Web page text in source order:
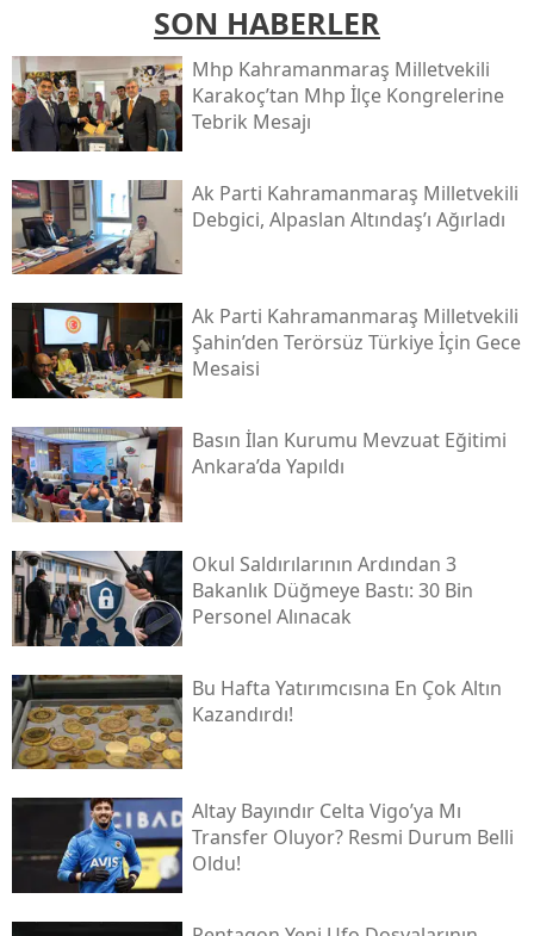
SON HABERLER
Mhp Kahramanmaraş Milletvekili
Karakoç’tan Mhp İlçe Kongrelerine
Tebrik Mesajı
Ak Parti Kahramanmaraş Milletvekili
Debgici, Alpaslan Altındaş’ı Ağırladı
Ak Parti Kahramanmaraş Milletvekili
Şahin’den Terörsüz Türkiye İçin Gece
Mesaisi
Basın İlan Kurumu Mevzuat Eğitimi
Ankara’da Yapıldı
Okul Saldırılarının Ardından 3
Bakanlık Düğmeye Bastı: 30 Bin
Personel Alınacak
Bu Hafta Yatırımcısına En Çok Altın
Kazandırdı!
Altay Bayındır Celta Vigo’ya Mı
Transfer Oluyor? Resmi Durum Belli
Oldu!